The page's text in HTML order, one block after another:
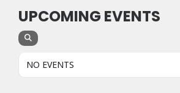
UPCOMING EVENTS
NO EVENTS